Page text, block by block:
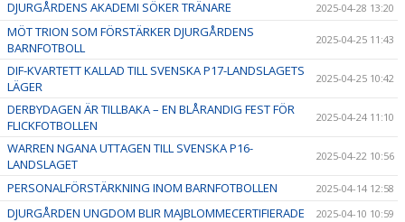
DJURGÅRDENS AKADEMI SÖKER TRÄNARE 2025-04-28 13:20
MÖT TRION SOM FÖRSTÄRKER DJURGÅRDENS
BARNFOTBOLL
2025-04-25 11:43
DIF-KVARTETT KALLAD TILL SVENSKA P17-LANDSLAGETS
LÄGER
2025-04-25 10:42
DERBYDAGEN ÄR TILLBAKA – EN BLÅRANDIG FEST FÖR
FLICKFOTBOLLEN
2025-04-24 11:10
WARREN NGANA UTTAGEN TILL SVENSKA P16-
LANDSLAGET
2025-04-22 10:56
PERSONALFÖRSTÄRKNING INOM BARNFOTBOLLEN 2025-04-14 12:58
DJURGÅRDEN UNGDOM BLIR MAJBLOMMECERTIFIERADE 2025-04-10 10:59